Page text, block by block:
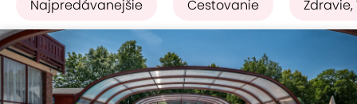
Najpredávanejšie Cestovanie Zdravie,